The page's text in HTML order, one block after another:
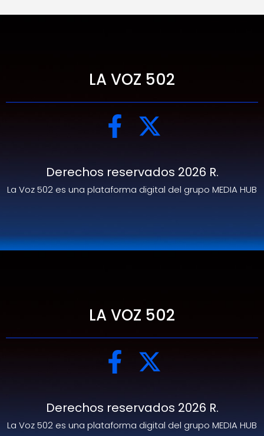
LA VOZ 502
Derechos reservados 2026 R.
La Voz 502 es una plataforma digital del grupo MEDIA HUB
LA VOZ 502
Derechos reservados 2026 R.
La Voz 502 es una plataforma digital del grupo MEDIA HUB